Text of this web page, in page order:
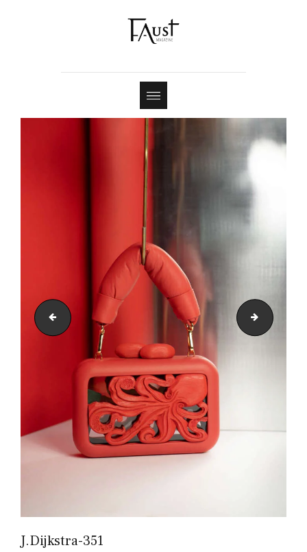
J.Dijkstra-350
J.Dijkstra-351